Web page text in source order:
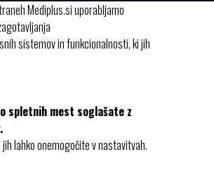
Mediplus.si uporabljamo
sistemov in funkcionalnosti, ki jih
spletnih mest soglašate z
lahko onemogočite v nastavitvah.